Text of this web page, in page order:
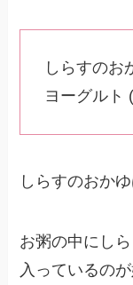
しらすの
ヨーグル
しらすのおか
お粥の中にし
入っているの